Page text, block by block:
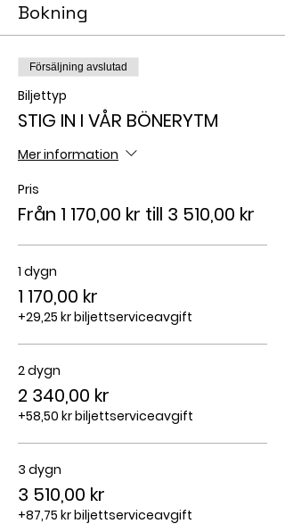
Bokning
Försäljning avslutad
Biljettyp
STIG IN I VÅR BÖNERYTM
Mer information
Pris
Från 1 170,00 kr till 3 510,00 kr
1 dygn
1 170,00 kr
+29,25 kr biljettserviceavgift
2 dygn
2 340,00 kr
+58,50 kr biljettserviceavgift
3 dygn
3 510,00 kr
+87,75 kr biljettserviceavgift